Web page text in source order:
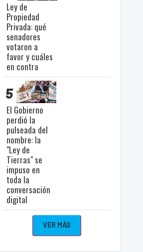
Ley de
Propiedad
Privada: qué
senadores
votaron a
favor y cuáles
en contra
5
El Gobierno
perdió la
pulseada del
nombre: la
"Ley de
Tierras" se
impuso en
toda la
conversación
digital
VER MÁS